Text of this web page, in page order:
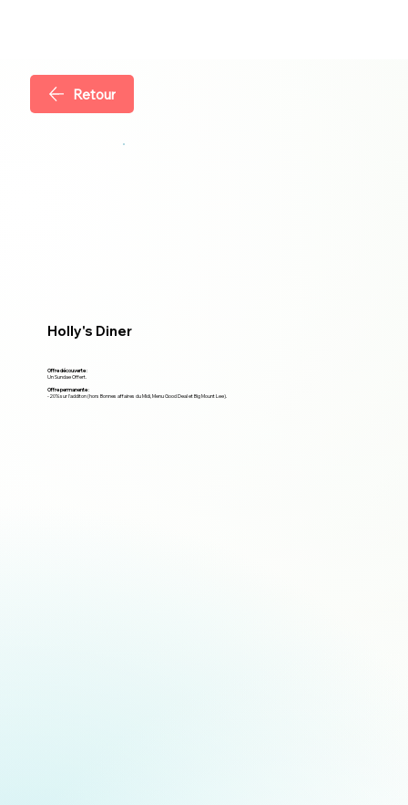
Retour
Holly's Diner
Offre découverte:
Un Sundae Offert.
Offre permanente:
-20% sur l'additon (hors Bonnes affaires du Midi, Menu Good Deal et Big Mount Lee).